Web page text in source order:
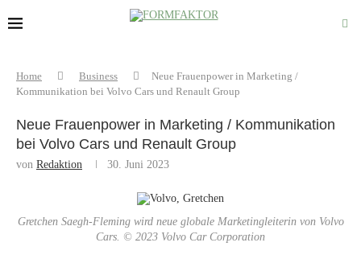
Home Business
Neue Frauenpower in Marketing /
Kommunikation bei Volvo Cars und Renault Group
Neue Frauenpower in Marketing / Kommunikation
bei Volvo Cars und Renault Group
von Redaktion 30. Juni 2023
Gretchen Saegh-Fleming wird neue globale Marketingleiterin von Volvo
Cars. © 2023 Volvo Car Corporation